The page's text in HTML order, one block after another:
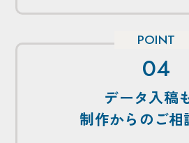
データ入稿も
制作からのご相